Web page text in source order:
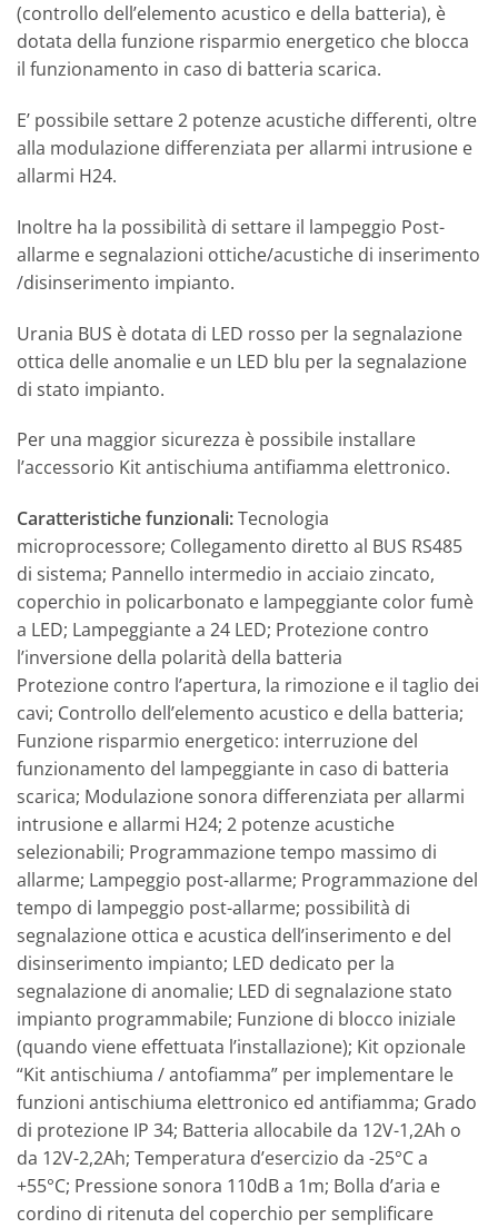
(controllo dell’elemento acustico e della batteria), è
dotata della funzione risparmio energetico che blocca
il funzionamento in caso di batteria scarica.
E’ possibile settare 2 potenze acustiche differenti, oltre
alla modulazione differenziata per allarmi intrusione e
allarmi H24.
Inoltre ha la possibilità di settare il lampeggio Post-
allarme e segnalazioni ottiche/acustiche di inserimento
/disinserimento impianto.
Urania BUS è dotata di LED rosso per la segnalazione
ottica delle anomalie e un LED blu per la segnalazione
di stato impianto.
Per una maggior sicurezza è possibile installare
l’accessorio Kit antischiuma antifiamma elettronico.
Caratteristiche funzionali:Tecnologia
microprocessore; Collegamento diretto al BUS RS485
di sistema; Pannello intermedio in acciaio zincato,
coperchio in policarbonato e lampeggiante color fumè
a LED; Lampeggiante a 24 LED; Protezione contro
l’inversione della polarità della batteria
Protezione contro l’apertura, la rimozione e il taglio dei
cavi; Controllo dell’elemento acustico e della batteria;
Funzione risparmio energetico: interruzione del
funzionamento del lampeggiante in caso di batteria
scarica; Modulazione sonora differenziata per allarmi
intrusione e allarmi H24; 2 potenze acustiche
selezionabili; Programmazione tempo massimo di
allarme; Lampeggio post-allarme; Programmazione del
tempo di lampeggio post-allarme; possibilità di
segnalazione ottica e acustica dell’inserimento e del
disinserimento impianto; LED dedicato per la
segnalazione di anomalie; LED di segnalazione stato
impianto programmabile; Funzione di blocco iniziale
(quando viene effettuata l’installazione); Kit opzionale
“Kit antischiuma / antofiamma” per implementare le
funzioni antischiuma elettronico ed antifiamma; Grado
di protezione IP 34; Batteria allocabile da 12V-1,2Ah o
da 12V-2,2Ah; Temperatura d’esercizio da -25°C a
+55°C; Pressione sonora 110dB a 1m; Bolla d’aria e
cordino di ritenuta del coperchio per semplificare